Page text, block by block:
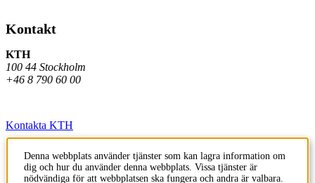
Kontakt
KTH
100 44 Stockholm
+46 8 790 60 00
Kontakta KTH
Jobba på KTH
Press och media
Denna webbplats använder tjänster som kan lagra information om
dig och hur du använder denna webbplats. Vissa tjänster är
nödvändiga för att webbplatsen ska fungera och andra är valbara.